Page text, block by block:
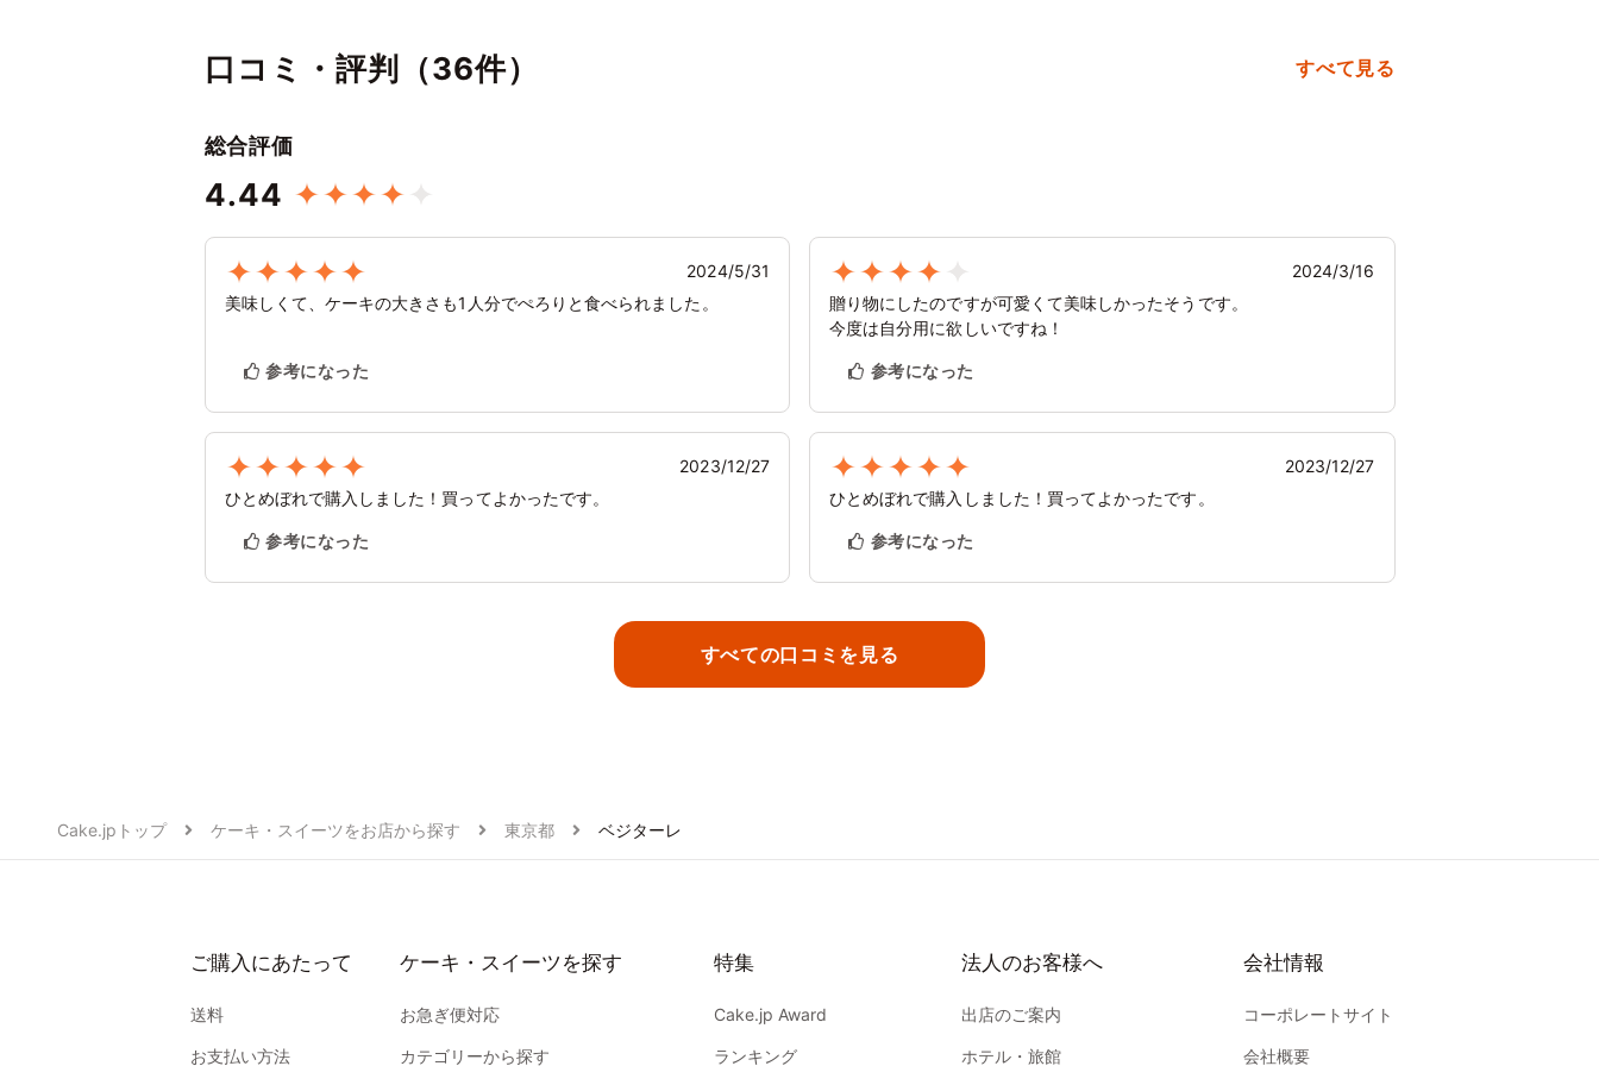
口コミ・評判（36件） すべて見る
総合評価
4.44
2024/5/31
美味しくて、ケーキの大きさも1人分でぺろりと食べられました。
参考になった
2024/3/16
贈り物にしたのですが可愛くて美味しかったそうです。
今度は自分用に欲しいですね！
参考になった
2023/12/27
ひとめぼれで購入しました！買ってよかったです。
参考になった
2023/12/27
ひとめぼれで購入しました！買ってよかったです。
参考になった
すべての口コミを見る
Cake.jpトップ ケーキ・スイーツをお店から探す 東京都 ベジターレ
ご購入にあたって
送料
お支払い方法
ケーキ・スイーツを探す
お急ぎ便対応
カテゴリーから探す
特集
Cake.jp Award
ランキング
法人のお客様へ
出店のご案内
ホテル・旅館
会社情報
コーポレートサイト
会社概要